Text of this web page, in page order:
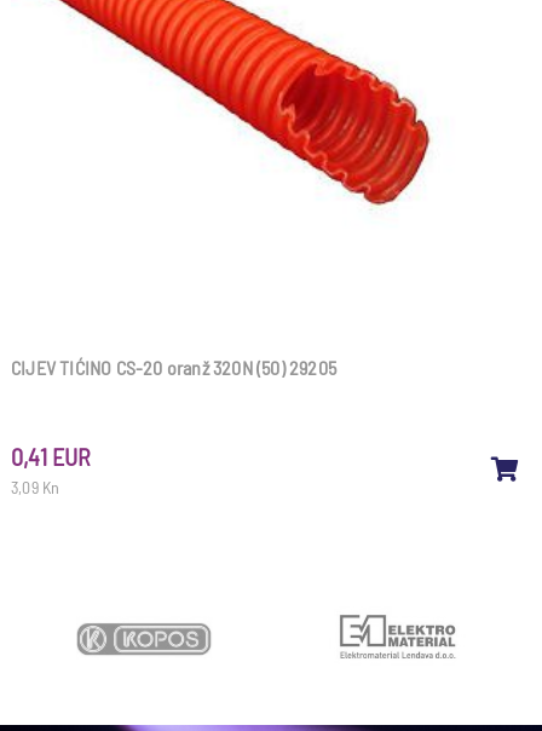
CIJEV TIĆINO CS-20 oranž 320N (50) 29205
3,09 Kn
0,41 EUR